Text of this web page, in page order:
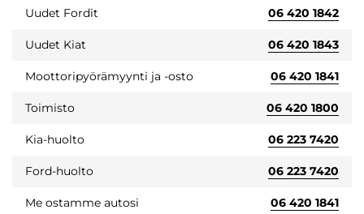
Uudet Fordit 06 420 1842
Uudet Kiat 06 420 1843
Moottoripyörämyynti ja -osto 06 420 1841
Toimisto 06 420 1800
Kia-huolto 06 223 7420
Ford-huolto 06 223 7420
Me ostamme autosi 06 420 1841